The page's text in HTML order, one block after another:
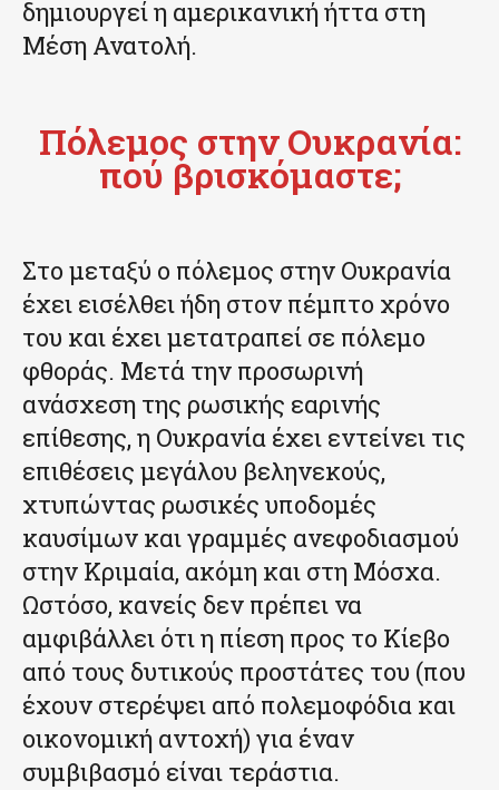
δημιουργεί η αμερικανική ήττα στη
Μέση Ανατολή.
Πόλεμος στην Ουκρανία:
πού βρισκόμαστε;
Στο μεταξύ ο πόλεμος στην Ουκρανία
έχει εισέλθει ήδη στον πέμπτο χρόνο
του και έχει μετατραπεί σε πόλεμο
φθοράς. Μετά την προσωρινή
ανάσχεση της ρωσικής εαρινής
επίθεσης, η Ουκρανία έχει εντείνει τις
επιθέσεις μεγάλου βεληνεκούς,
χτυπώντας ρωσικές υποδομές
καυσίμων και γραμμές ανεφοδιασμού
στην Κριμαία, ακόμη και στη Μόσχα.
Ωστόσο, κανείς δεν πρέπει να
αμφιβάλλει ότι η πίεση προς το Κίεβο
από τους δυτικούς προστάτες του (που
έχουν στερέψει από πολεμοφόδια και
οικονομική αντοχή) για έναν
συμβιβασμό είναι τεράστια.